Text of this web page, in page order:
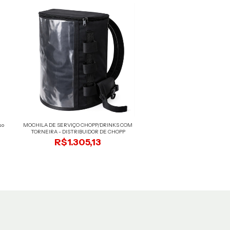
MOCHILA DE SERVIÇO CHOPP/DRINKS COM
TORNEIRA - DISTRIBUIDOR DE CHOPP
R$1.305,13